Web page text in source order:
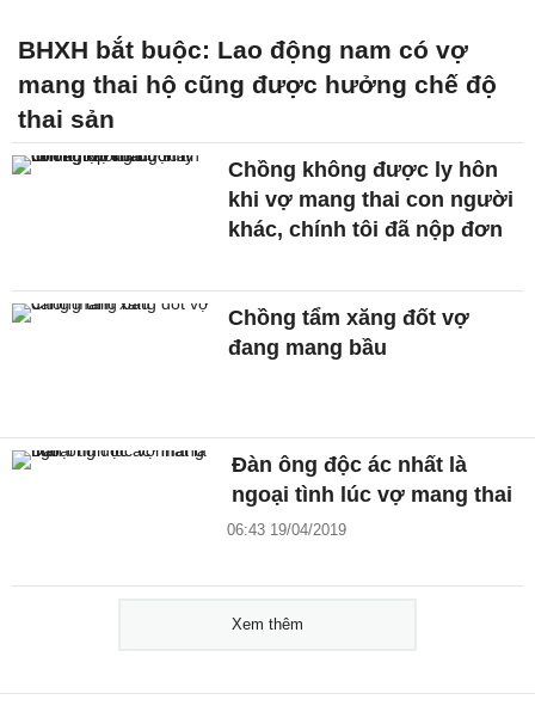
BHXH bắt buộc: Lao động nam có vợ
mang thai hộ cũng được hưởng chế độ
thai sản
Chồng không được ly hôn
khi vợ mang thai con người
khác, chính tôi đã nộp đơn
Chồng tẩm xăng đốt vợ
đang mang bầu
Đàn ông độc ác nhất là
ngoại tình lúc vợ mang thai
06:43 19/04/2019
Xem thêm